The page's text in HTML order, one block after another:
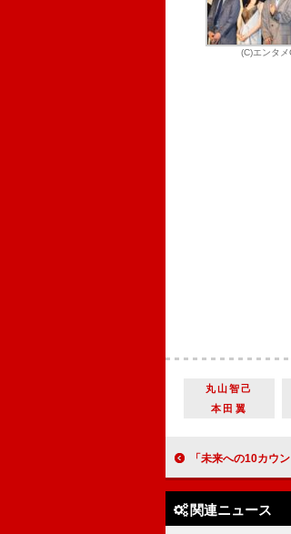
(C)エンタ
丸山智己
本田翼
「未来への10カウント」“桐沢”木村拓哉の
関連ニュース